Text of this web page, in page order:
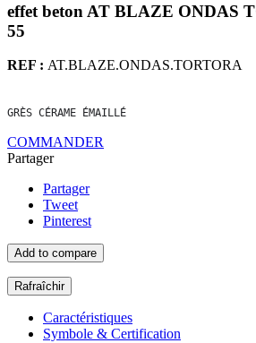
effet beton AT BLAZE ONDAS
55
REF : AT.BLAZE.ONDAS.TORTORA
GRÈS CÉRAME ÉMAILLÉ
COMMANDER
Partager
Partager
Tweet
Pinterest
Add to compare
Caractéristiques
Symbole & Certification